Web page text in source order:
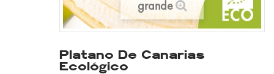
grande
Platano De Canarias
Ecológico